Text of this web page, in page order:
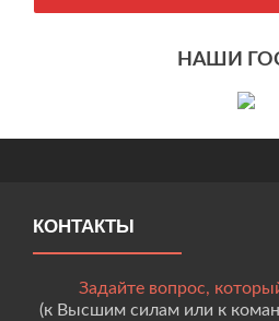
НАШИ
КОНТАКТЫ
Задайте вопрос,
(к Высшим силам или к